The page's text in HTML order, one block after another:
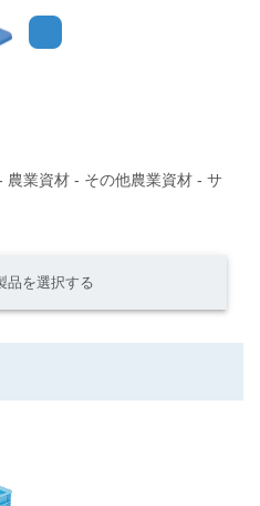
農業資材 - その他農業資材 - サ
品を選択する